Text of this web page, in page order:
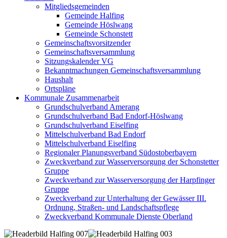
Mitgliedsgemeinden
Gemeinde Halfing
Gemeinde Höslwang
Gemeinde Schonstett
Gemeinschaftsvorsitzender
Gemeinschaftsversammlung
Sitzungskalender VG
Bekanntmachungen Gemeinschaftsversammlung
Haushalt
Ortspläne
Kommunale Zusammenarbeit
Grundschulverband Amerang
Grundschulverband Bad Endorf-Höslwang
Grundschulverband Eiselfing
Mittelschulverband Bad Endorf
Mittelschulverband Eiselfing
Regionaler Planungsverband Südostoberbayern
Zweckverband zur Wasserversorgung der Schonstetter
Gruppe
Zweckverband zur Wasserversorgung der Harpfinger
Gruppe
Zweckverband zur Unterhaltung der Gewässer III.
Ordnung, Straßen- und Landschaftspflege
Zweckverband Kommunale Dienste Oberland